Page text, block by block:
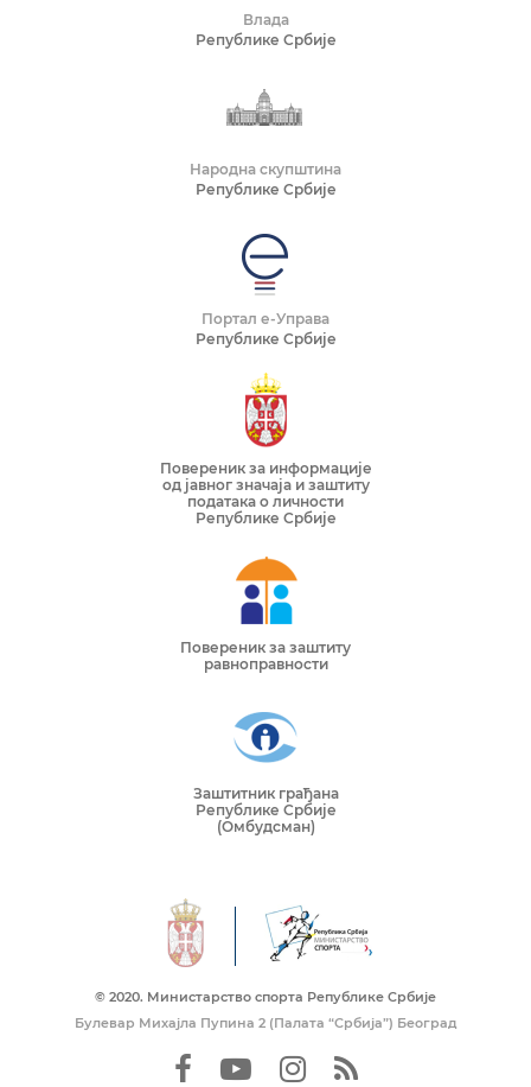
Влада
Републике Србије
Народна скупштина
Републике Србије
Портал е-Управа
Републике Србије
Повереник за информације
од јавног значаја и заштиту
података о личности
Републике Србије
Повереник за заштиту
равноправности
Заштитник грађана
Републике Србије
(Омбудсман)
© 2020. Mинистарство спорта Републике Србије
Булевар Михајла Пупина 2 (Палата “Србија”) Београд